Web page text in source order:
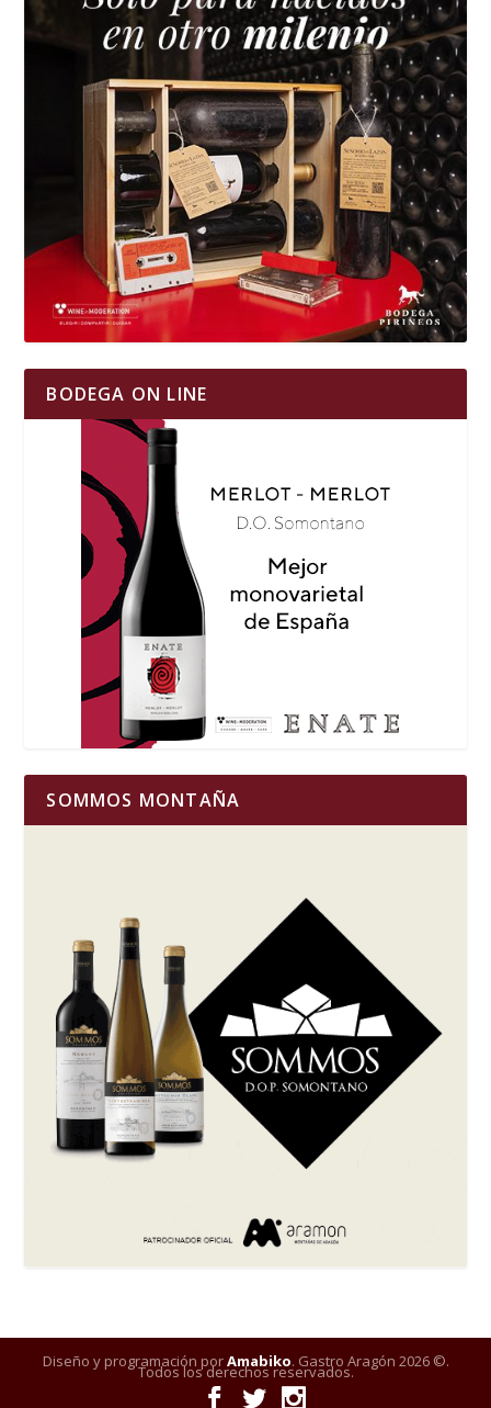
BODEGA ON LINE
SOMMOS MONTAÑA
Diseño y programación porAmabiko. Gastro Aragón 2026 ©.
Todos los derechos reservados.